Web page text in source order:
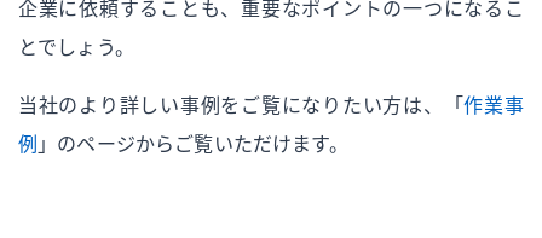
企業に依頼することも、重要なポイントの一つになるこ
とでしょう。
当社のより詳しい事例をご覧になりたい方は、「作業事
例 」のページからご覧いただけます。